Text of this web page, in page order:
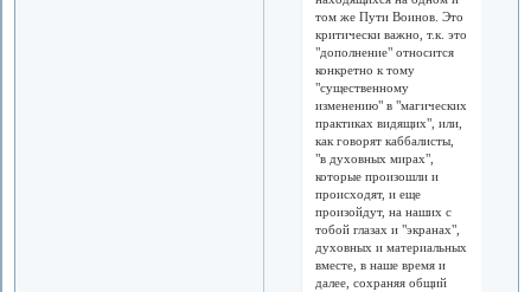
том же Пути Воинов. Это
критически важно, т.к. это
"дополнение" относится
конкретно к тому
"существенному
изменению" в "магических
практиках видящих", или,
как говорят каббалисты,
"в духовных мирах",
которые произошли и
происходят, и еще
произойдут, на наших с
тобой глазах и "экранах",
духовных и материальных
вместе, в наше время и
далее, сохраняя общий